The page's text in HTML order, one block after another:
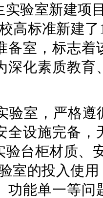
实验室新建项
高标准新建
备室，标志
深化素质教
验室，严格
全设施完备
验台柜材质、
室的投入使
功能单一等